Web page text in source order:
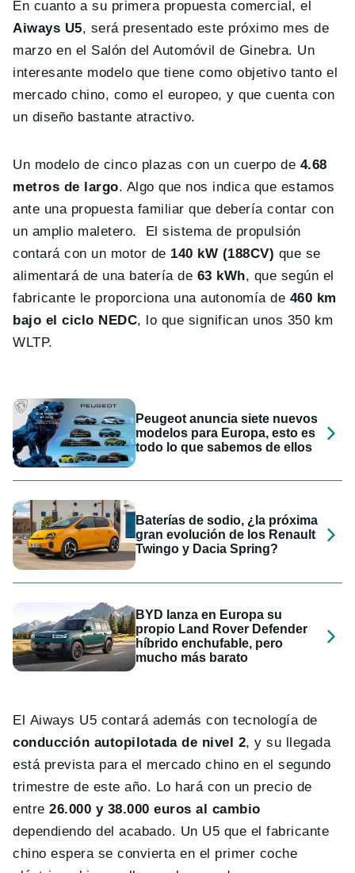
En cuanto a su primera propuesta comercial, el
Aiways U5, será presentado este próximo mes de
marzo en el Salón del Automóvil de Ginebra. Un
interesante modelo que tiene como objetivo tanto el
mercado chino, como el europeo, y que cuenta con
un diseño bastante atractivo.
Un modelo de cinco plazas con un cuerpo de 4.68
metros de largo. Algo que nos indica que estamos
ante una propuesta familiar que debería contar con
un amplio maletero. El sistema de propulsión
contará con un motor de 140 kW (188CV) que se
alimentará de una batería de 63 kWh, que según el
fabricante le proporciona una autonomía de 460 km
bajo el ciclo NEDC, lo que significan unos 350 km
WLTP.
Peugeot anuncia siete nuevos
modelos para Europa, esto es
todo lo que sabemos de ellos
Baterías de sodio, ¿la próxima
gran evolución de los Renault
Twingo y Dacia Spring?
BYD lanza en Europa su
propio Land Rover Defender
híbrido enchufable, pero
mucho más barato
El Aiways U5 contará además con tecnología de
conducción autopilotada de nivel 2, y su llegada
está prevista para el mercado chino en el segundo
trimestre de este año. Lo hará con un precio de
entre26.000 y 38.000 euros al cambio
dependiendo del acabado. Un U5 que el fabricante
chino espera se convierta en el primer coche